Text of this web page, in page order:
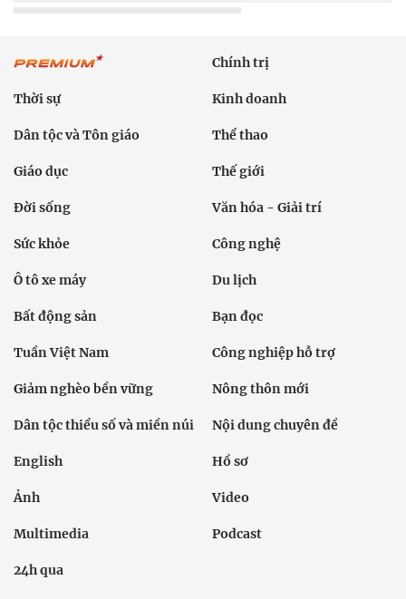
Chính trị
Thời sự Kinh doanh
Dân tộc và Tôn giáo Thể thao
Giáo dục Thế giới
Đời sống Văn hóa - Giải trí
Sức khỏe Công nghệ
Ô tô xe máy Du lịch
Bất động sản Bạn đọc
Tuần Việt Nam Công nghiệp hỗ trợ
Giảm nghèo bền vững Nông thôn mới
Dân tộc thiểu số và miền núi Nội dung chuyên đề
English Hồ sơ
Ảnh Video
Multimedia Podcast
24h qua